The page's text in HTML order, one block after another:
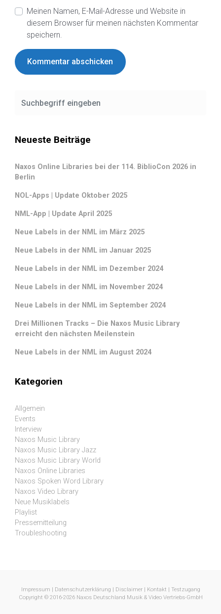
Meinen Namen, E-Mail-Adresse und Website in
diesem Browser für meinen nächsten Kommentar
speichern.
Neueste Beiträge
Naxos Online Libraries bei der 114. BiblioCon 2026 in
Berlin
NOL-Apps | Update Oktober 2025
NML-App | Update April 2025
Neue Labels in der NML im März 2025
Neue Labels in der NML im Januar 2025
Neue Labels in der NML im Dezember 2024
Neue Labels in der NML im November 2024
Neue Labels in der NML im September 2024
Drei Millionen Tracks – Die Naxos Music Library
erreicht den nächsten Meilenstein
Neue Labels in der NML im August 2024
Kategorien
Allgemein
Events
Interview
Naxos Music Library
Naxos Music Library Jazz
Naxos Music Library World
Naxos Online Libraries
Naxos Spoken Word Library
Naxos Video Library
Neue Musiklabels
Playlist
Pressemitteilung
Troubleshooting
Impressum Datenschutzerklärung Disclaimer| Kontakt
Testzugang
Copyright © 2016-2026 Naxos Deutschland Musik & Video Vertriebs-GmbH